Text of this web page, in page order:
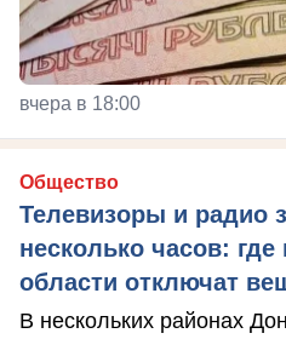
вчера в 18:00
Общество
Телевизоры и радио
несколько часов: где
области отключат
В нескольких районах